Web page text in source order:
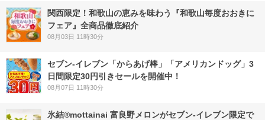
関西限定！和歌山の恵みを味わう『和歌山毎度おおきに
フェア』全商品徹底紹介
08月03日 11時30分
セブン‐イレブン「からあげ棒」「アメリカンドッグ」3
日間限定30円引きセールを開催中！
08月07日 11時30分
氷結®mottainai 富良野メロンがセブン‐イレブン限定で